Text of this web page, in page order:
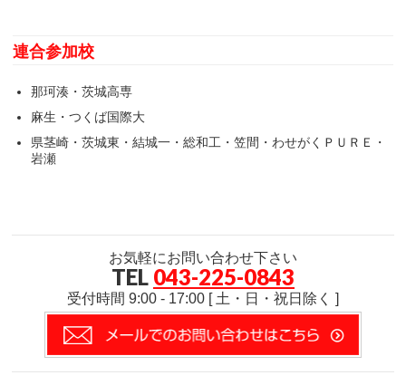
連合参加校
那珂湊・茨城高専
麻生・つくば国際大
県茎崎・茨城東・結城一・総和工・笠間・わせがくＰＵＲＥ・
岩瀬
お気軽にお問い合わせ下さい
TEL 043-225-0843
受付時間 9:00 - 17:00 [ 土・日・祝日除く ]